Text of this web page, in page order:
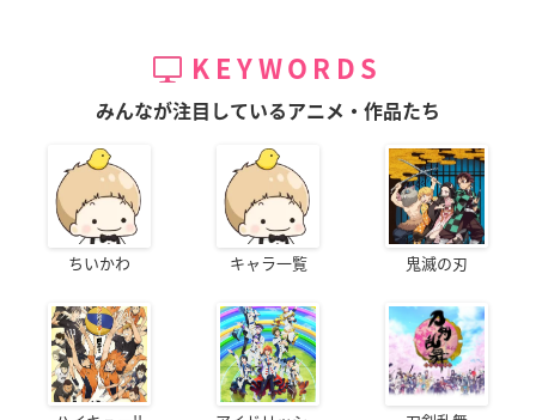
KEYWORDS
みんなが注目しているアニメ・作品たち
ちいかわ キャラ一覧 鬼滅の刃